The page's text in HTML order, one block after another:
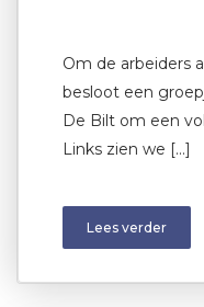
Om de arbeiders
besloot een
De Bilt om een
Links zien we […]
Lees verder